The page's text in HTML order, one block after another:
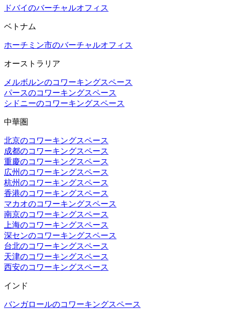
ドバイのバーチャルオフィス
ベトナム
ホーチミン市のバーチャルオフィス
オーストラリア
メルボルンのコワーキングスペース
パースのコワーキングスペース
シドニーのコワーキングスペース
中華圏
北京のコワーキングスペース
成都のコワーキングスペース
重慶のコワーキングスペース
広州のコワーキングスペース
杭州のコワーキングスペース
香港のコワーキングスペース
マカオのコワーキングスペース
南京のコワーキングスペース
上海のコワーキングスペース
深センのコワーキングスペース
台北のコワーキングスペース
天津のコワーキングスペース
西安のコワーキングスペース
インド
バンガロールのコワーキングスペース